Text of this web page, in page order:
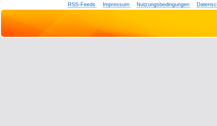
RSS-Feeds Impressum Nutzungsbedingungen